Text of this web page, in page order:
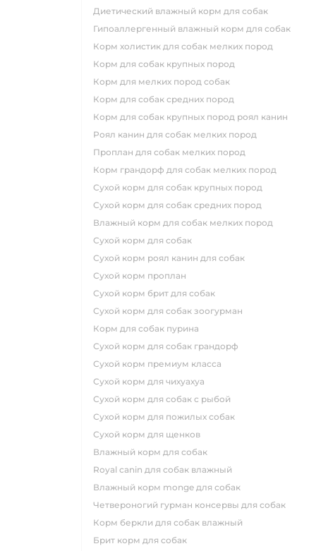
диетический влажный корм для собак
гипоаллергенный влажный корм для собак
корм холистик для собак мелких пород
корм для собак крупных пород
корм для мелких пород собак
корм для собак средних пород
корм для собак крупных пород роял канин
роял канин для собак мелких пород
проплан для собак мелких пород
корм грандорф для собак мелких пород
сухой корм для собак крупных пород
сухой корм для собак средних пород
влажный корм для собак мелких пород
сухой корм для собак
сухой корм роял канин для собак
сухой корм проплан
сухой корм брит для собак
сухой корм для собак зоогурман
корм для собак пурина
сухой корм для собак грандорф
сухой корм премиум класса
сухой корм для чихуахуа
сухой корм для собак с рыбой
сухой корм для пожилых собак
сухой корм для щенков
влажный корм для собак
royal canin для собак влажный
влажный корм monge для собак
четвероногий гурман консервы для собак
корм беркли для собак влажный
брит корм для собак